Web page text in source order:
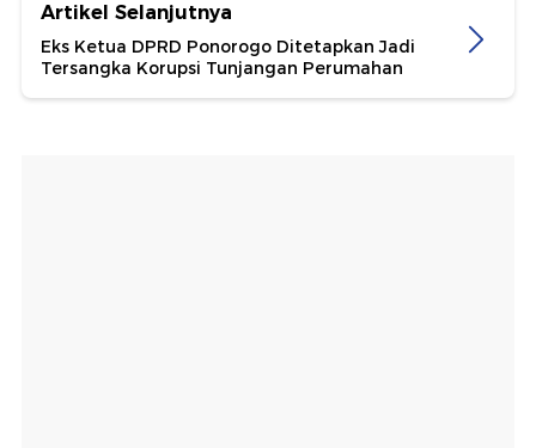
Artikel Selanjutnya
Eks Ketua DPRD Ponorogo Ditetapkan Jadi
Tersangka Korupsi Tunjangan Perumahan